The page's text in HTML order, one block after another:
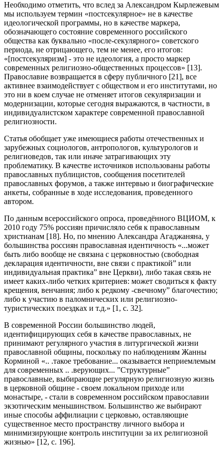
Необходимо отметить, что вслед за Александром Кырлежевым
мы используем термин «постсекулярное» не в качестве
идеологической программы, но в качестве маркера,
обозначающего состояние современного российского
общества как буквально «после-секулярного» советского
периода, не отрицающего, тем не менее, его итогов:
«[постсекуляризм] - это не идеология, а просто маркер
современных религиозно-общественных процессов» [13].
Православие возвращается в сферу публичного [21], все
активнее взаимодействует с обществом и его институтами, но
это ни в коем случае не отменяет итогов секуляризации и
модернизации, которые сегодня выражаются, в частности, в
индивидуалистском характере современной православной
религиозности.
Статья обобщает уже имеющиеся работы отечественных и
зарубежных социологов, антропологов, культурологов и
религиоведов, так или иначе затрагивающих эту
проблематику. В качестве источников использованы работы
православных публицистов, сообщения посетителей
православных форумов, а также интервью и биографические
анкеты, собранные в ходе исследования, проведенного
автором.
По данным всероссийского опроса, проведённого ВЦИОМ, к
2010 году 75% россиян причисляло себя к православным
христианам [18]. Но, по мнению Александра Агаджаняна, у
большинства россиян православная идентичность «...может
быть либо вообще не связана с церковностью (свободная
декларация идентичности, вне связи с практикой” или
индивидуальная практика” вне Церкви), либо такая связь не
имеет каких-либо четких критериев: может сводиться к факту
крещения, венчания; либо к редкому -свечному” благочестию;
либо к участию в паломнических или религиозно-
туристических поездках и т.д.» [1, с. 32].
В современной России большинство людей,
идентифицирующих себя в качестве православных, не
принимают регулярного участия в литургической жизни
православной общины, поскольку по наблюдениям Жанны
Корминой «.. .такое требование... оказывается неприемлемым
для современных .. .верующих... ”Структурные”
православные, выбирающие регулярную религиозную жизнь
в церковной общине - своем локальном приходе или
монастыре, - стали в современном российском православии
экзотическим меньшинством. Большинство же выбирают
иные способы аффилиации с церковью, оставляющие
существенное место пространству личного выбора и
минимизирующие контроль институции за их религиозной
жизнью» [12, с. 196].